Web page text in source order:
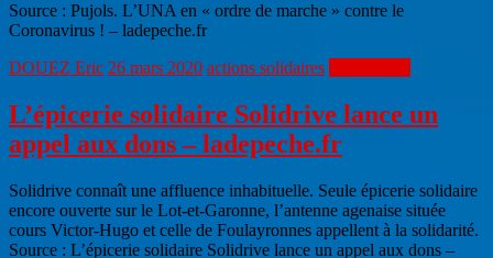
Source : Pujols. L’UNA en « ordre de marche » contre le
Coronavirus ! – ladepeche.fr
DOUEZ Eric 26 mars 2020 actions solidaires
L’épicerie solidaire Solidrive lance un
appel aux dons – ladepeche.fr
Solidrive connaît une affluence inhabituelle. Seule épicerie solidaire
encore ouverte sur le Lot-et-Garonne, l’antenne agenaise située
cours Victor-Hugo et celle de Foulayronnes appellent à la solidarité.
Source : L’épicerie solidaire Solidrive lance un appel aux dons –